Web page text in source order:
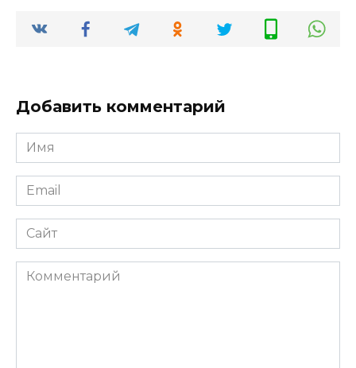
Добавить комментарий
Имя
*
Email
*
Сайт
Комментарий